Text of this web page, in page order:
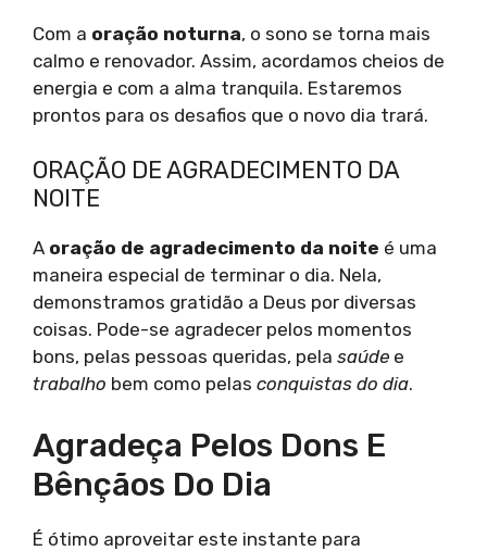
Com a oração noturna, o sono se torna mais
calmo e renovador. Assim, acordamos cheios de
energia e com a alma tranquila. Estaremos
prontos para os desafios que o novo dia trará.
ORAÇÃO DE AGRADECIMENTO DA
NOITE
A oração de agradecimento da noite é uma
maneira especial de terminar o dia. Nela,
demonstramos gratidão a Deus por diversas
coisas. Pode-se agradecer pelos momentos
bons, pelas pessoas queridas, pela saúde e
trabalho bem como pelas conquistas do dia.
Agradeça Pelos Dons E
Bênçãos Do Dia
É ótimo aproveitar este instante para